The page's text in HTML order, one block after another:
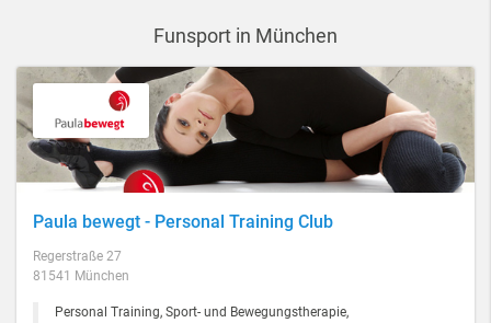
Funsport in München
Paula bewegt - Personal Training Club
Regerstraße 27
81541 München
Personal Training, Sport- und Bewegungstherapie,